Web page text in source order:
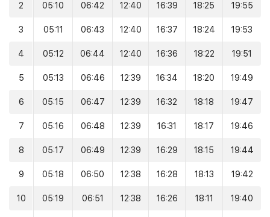
2 05:10 06:42 12:40 16:39 18:25 19:55
3 05:11 06:43 12:40 16:37 18:24 19:53
4 05:12 06:44 12:40 16:36 18:22 19:51
5 05:13 06:46 12:39 16:34 18:20 19:49
6 05:15 06:47 12:39 16:32 18:18 19:47
7 05:16 06:48 12:39 16:31 18:17 19:46
8 05:17 06:49 12:39 16:29 18:15 19:44
9 05:18 06:50 12:38 16:28 18:13 19:42
10 05:19 06:51 12:38 16:26 18:11 19:40